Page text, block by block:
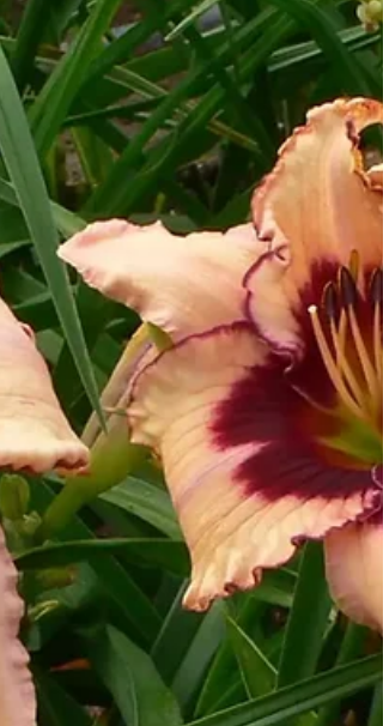
рослина, просто різні назви), — одна з тих
культур, де турботою можна нашкодити
ніж недоглядом. Найпоширеніша помилка не в
тому, що кущ недогодували, а в тому, що
залили його азотом «щоб зеленіше було».
Результат передбачуваний: гора листя по пояс
кілька дрібних квіток нагорі, які до того ж
розкриваються з розхристаною, «вибухлою»
серединою. Тому підживлення жоржин — це
про «більше добрив», а про правильні
у прав